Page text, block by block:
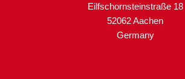
Eilfschornsteinstraße 18
52062 Aachen
Germany